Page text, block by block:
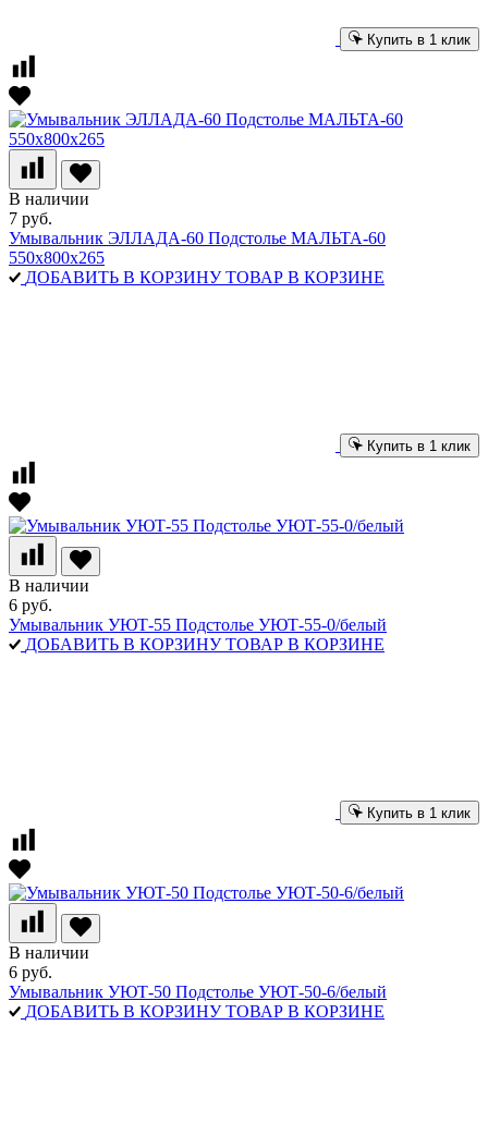
Купить в 1 клик
В наличии
7 руб.
Умывальник ЭЛЛАДА-60 Подстолье МАЛЬТА-60
550х800х265
ДОБАВИТЬ В КОРЗИНУ ТОВАР В КОРЗИНЕ
Купить в 1 клик
В наличии
6 руб.
Умывальник УЮТ-55 Подстолье УЮТ-55-0/белый
ДОБАВИТЬ В КОРЗИНУ ТОВАР В КОРЗИНЕ
Купить в 1 клик
В наличии
6 руб.
Умывальник УЮТ-50 Подстолье УЮТ-50-6/белый
ДОБАВИТЬ В КОРЗИНУ ТОВАР В КОРЗИНЕ